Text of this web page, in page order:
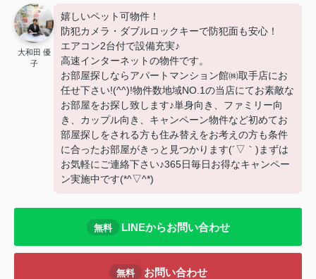
大和田 優
子
嬉しいペット可物件！
防犯カメラ・ダブルロックキーで防犯面も安心！
エアコン2台付で設備充実♪
高速インターネットの物件です。
お部屋探しならアパートマンション館㈱取手店にお
任せ下さい!(^^)!物件数地域NO.1の当店にてお素敵な
お部屋をお探し致します♪単身向き、ファミリー向
き、カップル向き、キャンペーン物件など初めてお
部屋探しをされる方も住み替えをお考えの方も条件
に合ったお部屋がきっと見つかります(´▽｀)まずは
お気軽にご連絡下さい♪365日毎日お得なキャンペー
ン実施中です(*^▽^*)
無料 LINEからお問い合わせ
無料 お問い合わせ